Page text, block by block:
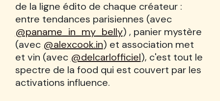
de la ligne édito de chaque créateur :
entre tendances parisiennes (avec
@paname_in_my_belly) , panier mystère
(avec @alexcook.in) et association met
et vin (avec @delcarlofficiel), c'est tout le
spectre de la food qui est couvert par les
activations influence.